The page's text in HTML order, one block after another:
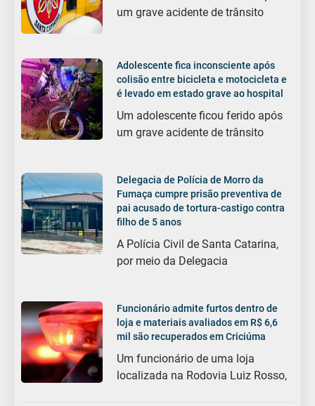
um grave acidente de trânsito
Adolescente fica inconsciente após
colisão entre bicicleta e motocicleta e
é levado em estado grave ao hospital
Um adolescente ficou ferido após
um grave acidente de trânsito
Delegacia de Polícia de Morro da
Fumaça cumpre prisão preventiva de
pai acusado de tortura-castigo contra
filho de 5 anos
A Polícia Civil de Santa Catarina,
por meio da Delegacia
Funcionário admite furtos dentro de
loja e materiais avaliados em R$ 6,6
mil são recuperados em Criciúma
Um funcionário de uma loja
localizada na Rodovia Luiz Rosso,